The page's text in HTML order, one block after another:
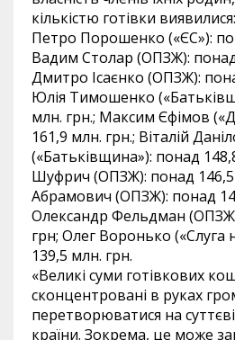
кількістю готівки виявилися:
Петро Порошенко («ЄС»):
Вадим Столар (ОПЗЖ):
Дмитро Ісаєнко (ОПЗЖ):
Юлія Тимошенко
млн. грн.; Максим Єфімов
161,9 млн. грн.; Віталій
(«Батьківщина»): понад
Шуфрич (ОПЗЖ): понад 146,5
Абрамович (ОПЗЖ): понад
Олександр Фельдман
грн; Олег Воронько («Слуга
139,5 млн. грн.
«Великі суми готівкових
сконцентровані в руках
перетворюватися на
країни. Зокрема, це може